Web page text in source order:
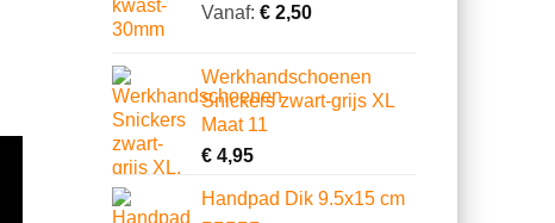
Vanaf: €2,50
Werkhandschoenen
Snickers zwart-grijs XL
Maat 11
€4,95
Handpad Dik 9.5x15 cm